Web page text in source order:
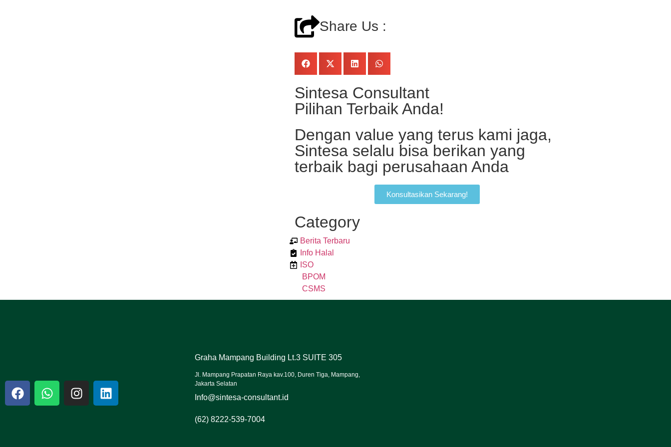
Share Us :
Sintesa Consultant
Pilihan Terbaik Anda!
Dengan value yang terus kami jaga,
Sintesa selalu bisa berikan yang
terbaik bagi perusahaan Anda
Konsultasikan Sekarang!
Category
Berita Terbaru
Info Halal
ISO
BPOM
CSMS
Graha Mampang Building Lt.3 SUITE 305
Jl. Mampang Prapatan Raya kav.100, Duren Tiga, Mampang,
Jakarta Selatan
Info@sintesa-consultant.id
(62) 8222-539-7004